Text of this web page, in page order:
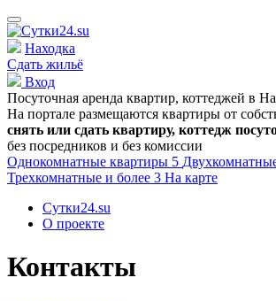
Находка
Сдать жильё
Вход
Посуточная аренда квартир, коттеджей в
На портале размещаются квартиры от
снять или сдать квартиру, коттедж
без посредников и без комиссии
Однокомнатные квартиры 5
Трехкомнатные и более 3 На карте
Сутки24.su
О проекте
Контакты